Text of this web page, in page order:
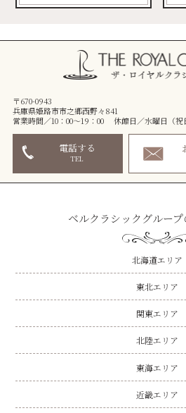
〒670-0943
兵庫県姫路市市之郷西野々841
営業時間／10：00～19：00 休館日／水曜日（祝
電話する
TEL
ベルクラシックグルー
北海道エリア
東北エリア
関東エリア
北陸エリア
東海エリア
近畿エリア